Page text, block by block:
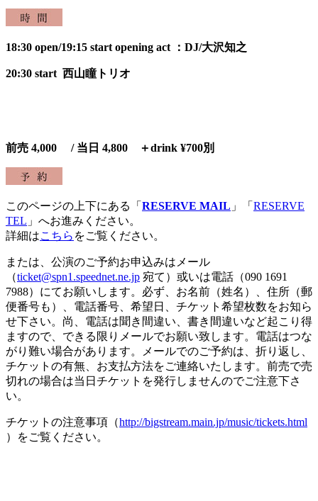
18:30 open/19:15 start opening act ：DJ/大沢知之
20:30 start 西山瞳トリオ
前売 4,000 / 当日 4,800 ＋drink ¥700別
このページの上下にある「 RESERVE MAIL 」「 RESERVE
TEL 」へお進みください。
詳細はこちら をご覧ください。
または、公演のご予約お申込みはメール
（ticket@spn1.speednet.ne.jp 宛て）或いは電話（090 1691
7988）にてお願いします。必ず、お名前（姓名）、住所（郵
便番号も）、電話番号、希望日、チケット希望枚数をお知ら
せ下さい。尚、電話は聞き間違い、書き間違いなど起こり得
ますので、できる限りメールでお願い致します。電話はつな
がり難い場合があります。メールでのご予約は、折り返し、
チケットの有無、お支払方法をご連絡いたします。前売で売
切れの場合は当日チケットを発行しませんのでご注意下さ
い。
チケットの注意事項（http://bigstream.main.jp/music/tickets.html
）をご覧ください。